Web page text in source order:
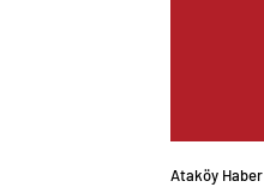
Ataköy Haber